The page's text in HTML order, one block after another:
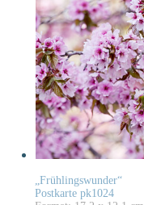
„Frühlingswunder“
Postkarte pk1024